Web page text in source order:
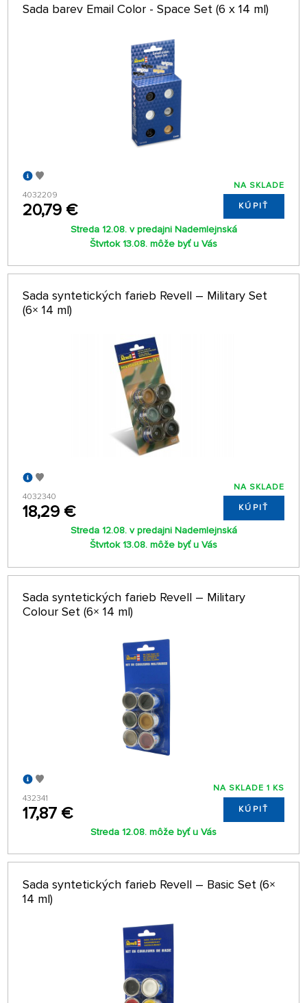
Sada barev Email Color - Space Set (6 x 14 ml)
4032209
20,79 €
NA SKLADE
KÚPIŤ
Streda 12.08. v predajni Nademlejnská
Štvrtok 13.08. môže byť u Vás
Sada syntetických farieb Revell – Military Set
(6× 14 ml)
4032340
18,29 €
NA SKLADE
KÚPIŤ
Streda 12.08. v predajni Nademlejnská
Štvrtok 13.08. môže byť u Vás
Sada syntetických farieb Revell – Military
Colour Set (6× 14 ml)
432341
17,87 €
NA SKLADE 1 KS
KÚPIŤ
Streda 12.08. môže byť u Vás
Sada syntetických farieb Revell – Basic Set (6×
14 ml)